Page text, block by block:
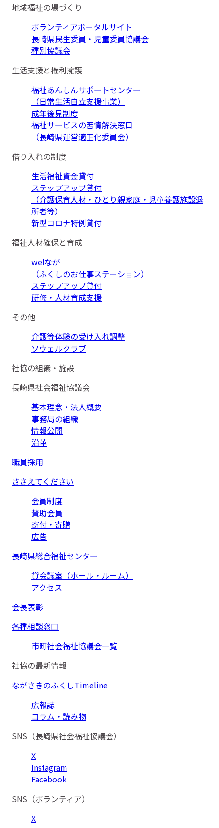
地域福祉の場づくり
ボランティアポータルサイト
長崎県民生委員・児童委員協議会
種別協議会
生活支援と権利擁護
福祉あんしんサポートセンター
（日常生活自立支援事業）
成年後見制度
福祉サービスの苦情解決窓口
（長崎県運営適正化委員会）
借り入れの制度
生活福祉資金貸付
ステップアップ貸付
（介護保育人材・ひとり親家庭・児童養護施設退
所者等）
新型コロナ特例貸付
福祉人材確保と育成
welなが
（ふくしのお仕事ステーション）
ステップアップ貸付
研修・人材育成支援
その他
介護等体験の受け入れ調整
ソウェルクラブ
社協の組織・施設
長崎県社会福祉協議会
基本理念・法人概要
事務局の組織
情報公開
沿革
職員採用
ささえてください
会員制度
賛助会員
寄付・寄贈
広告
長崎県総合福祉センター
貸会議室（ホール・ルーム）
アクセス
会長表彰
各種相談窓口
市町社会福祉協議会一覧
社協の最新情報
ながさきのふくしTimeline
広報誌
コラム・読み物
SNS（長崎県社会福祉協議会）
X
Instagram
Facebook
SNS（ボランティア）
X